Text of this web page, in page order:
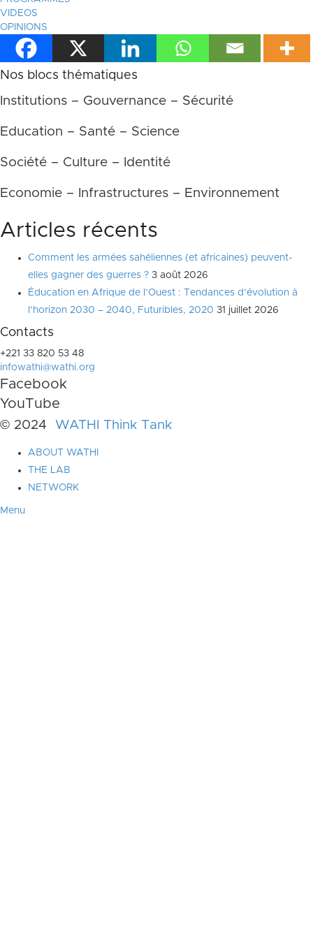
VIDEOS
OPINIONS
Nos blocs thématiques
Institutions – Gouvernance – Sécurité
Education – Santé – Science
Société – Culture – Identité
Economie – Infrastructures – Environnement
Articles récents
Comment les armées sahéliennes (et africaines) peuvent-
elles gagner des guerres ? 3 août 2026
Éducation en Afrique de l’Ouest : Tendances d’évolution à
l’horizon 2030 – 2040, Futuribles, 2020 31 juillet 2026
Contacts
+221 33 820 53 48
infowathi@wathi.org
Facebook
YouTube
© 2024 WATHI Think Tank
ABOUT WATHI
THE LAB
NETWORK
Menu